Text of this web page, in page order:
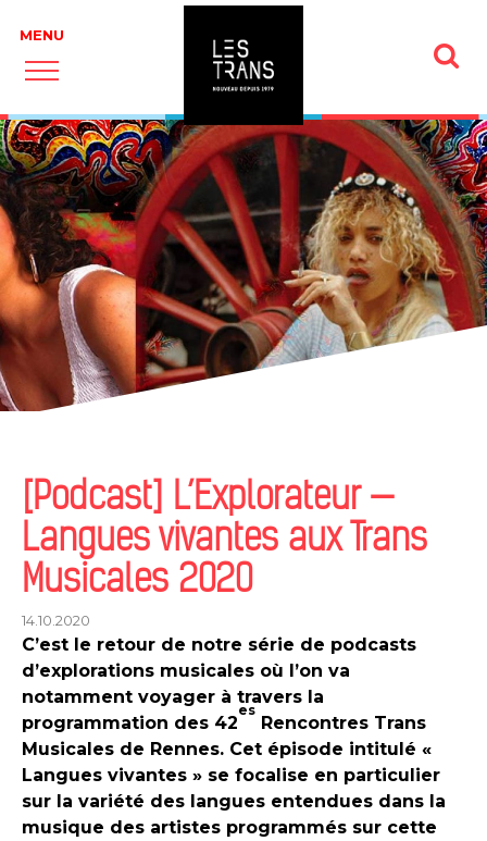
[Podcast] L’Explorateur —
Langues vivantes aux Trans
Musicales 2020
14.10.2020
C’est le retour de notre série de podcasts
d’explorations musicales où l’on va
notamment voyager à travers la
programmation des 42
es
Rencontres Trans
Musicales de Rennes. Cet épisode intitulé «
Langues vivantes » se focalise en particulier
sur la variété des langues entendues dans la
musique des artistes programmés sur cette